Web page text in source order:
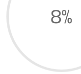
8%